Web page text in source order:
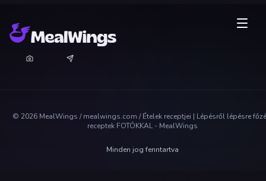
© 2026 MealWings / mealwings.com /Ételek receptjei | Lépésről lépésre
receptek FOTÓKKAL - MealWings
Minden jog fenntartva